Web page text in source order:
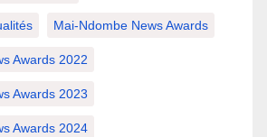
Mai-Ndombe News Awards
Awards 2022
Awards 2023
Awards 2024